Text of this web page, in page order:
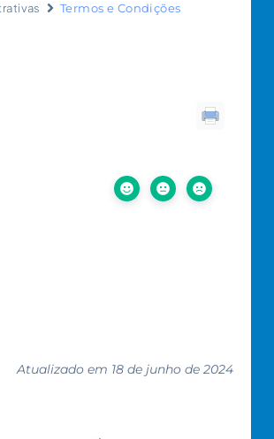
Termos e Condições
Atualizado em 18 de junho de 2024